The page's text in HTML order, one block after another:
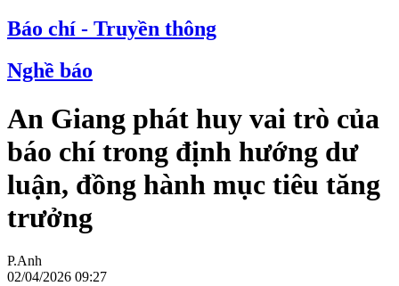
Báo chí - Truyền thông
Nghề báo
An Giang phát huy vai trò của
báo chí trong định hướng dư
luận, đồng hành mục tiêu tăng
trưởng
P.Anh
02/04/2026 09:27